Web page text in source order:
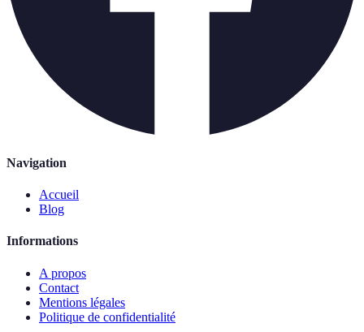
Navigation
Accueil
Blog
Informations
A propos
Contact
Mentions légales
Politique de confidentialité